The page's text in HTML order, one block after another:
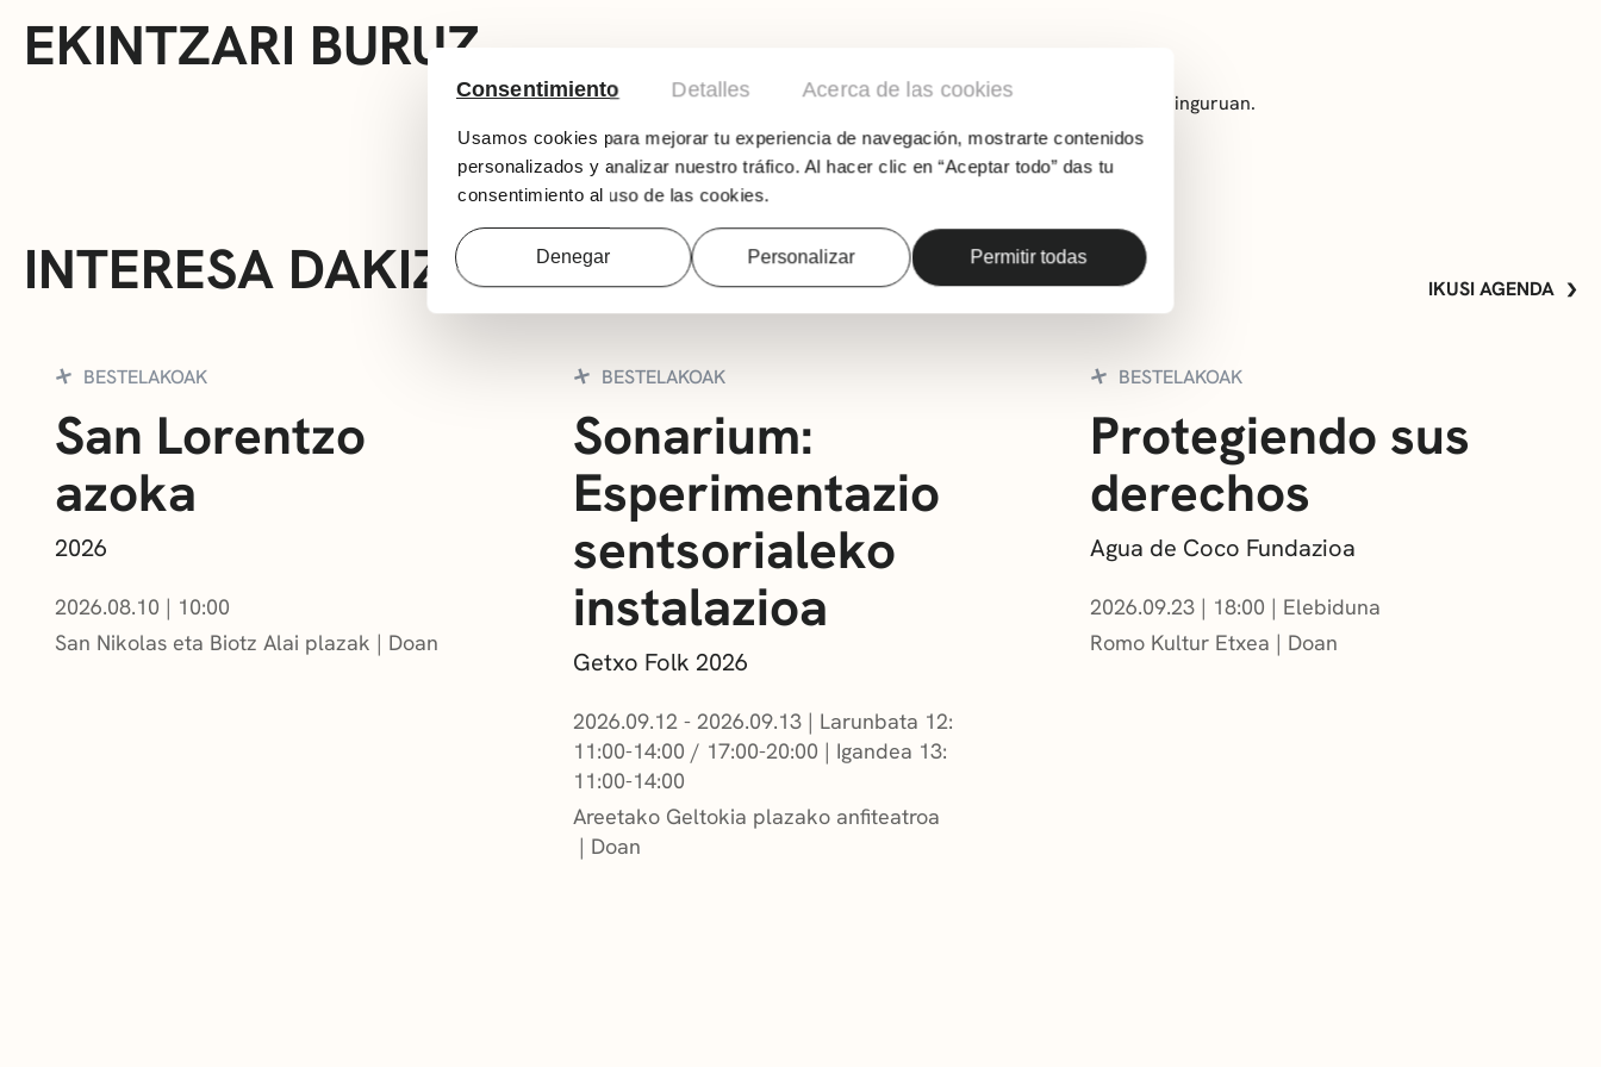
Consentimiento Detalles Acerca de las cookies
Usamos cookies para mejorar tu experiencia de navegación, mostrarte contenidos
personalizados y analizar nuestro tráfico. Al hacer clic en “Aceptar todo” das tu
consentimiento al uso de las cookies.
Denegar Personalizar Permitir todas
EKINTZARI BURUZ
Versadas olerki-kluba, Maya Angelou autorearen obraren inguruan.
INTERESA DAKIZUKE IKUSI AGENDA
BESTELAKOAK
San Lorentzo
azoka
2026
2026.08.10 | 10:00
San Nikolas eta Biotz Alai plazak
Doan
BESTELAKOAK
Sonarium:
Esperimentazio
sentsorialeko
instalazioa
Getxo Folk 2026
2026.09.12 - 2026.09.13| Larunbata 12:
11:00-14:00 / 17:00-20:00 | Igandea 13:
11:00-14:00
Areetako Geltokia plazako anfiteatroa
Doan
BESTELAKOAK
Protegiendo sus
derechos
Agua de Coco Fundazioa
2026.09.23 | 18:00
Elebiduna
Romo Kultur Etxea
Doan